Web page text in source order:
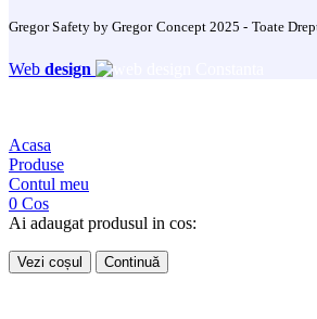
Gregor Safety by Gregor Concept 2025 - Toate
Web design
Acasa
Produse
Contul meu
0 Cos
Ai adaugat produsul in cos:
Vezi coșul Continuă